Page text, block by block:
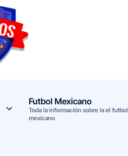
Futbol Mexicano
Toda la información sobre la el futbol
mexicano